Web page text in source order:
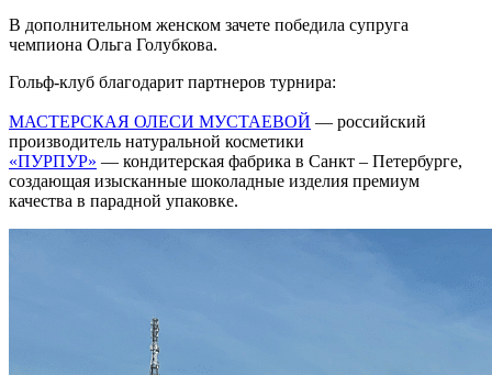
В дополнительном женском зачете победила супруга
чемпиона Ольга Голубкова.
Гольф-клуб благодарит партнеров турнира:
МАСТЕРСКАЯ ОЛЕСИ МУСТАЕВОЙ — российский
производитель натуральной косметики
«ПУРПУР» — кондитерская фабрика в Санкт – Петербурге,
создающая изысканные шоколадные изделия премиум
качества в парадной упаковке.